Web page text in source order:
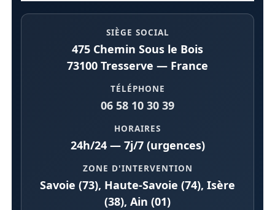
SIÈGE SOCIAL
475 Chemin Sous le Bois
73100 Tresserve — France
TÉLÉPHONE
06 58 10 30 39
HORAIRES
24h/24 — 7j/7 (urgences)
ZONE D'INTERVENTION
Savoie (73), Haute-Savoie (74), Isère
(38), Ain (01)